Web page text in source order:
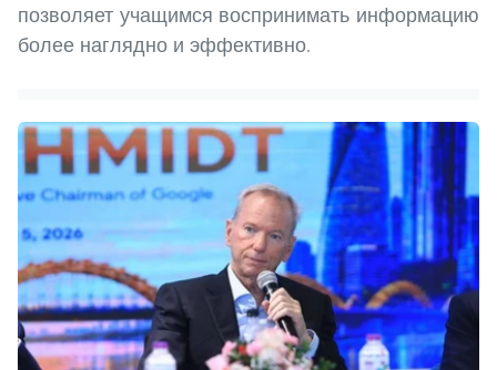
позволяет учащимся воспринимать информацию
более наглядно и эффективно.